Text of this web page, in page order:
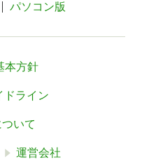
パソコン版
本方針
ドライン
いて
運営会社